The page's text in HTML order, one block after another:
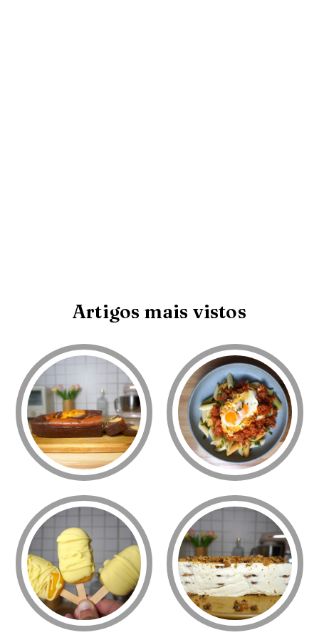
Artigos mais vistos